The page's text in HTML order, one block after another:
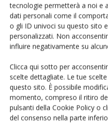
tecnologie permetterà a noi e
dati personali come il
o gli ID univoci su questo sito
personalizzati. Non
influire negativamente su
Clicca qui sotto per
scelte dettagliate. Le tue
questo sito. È possibile
momento, compreso il ritiro
pulsanti della Cookie Policy o
del consenso nella parte